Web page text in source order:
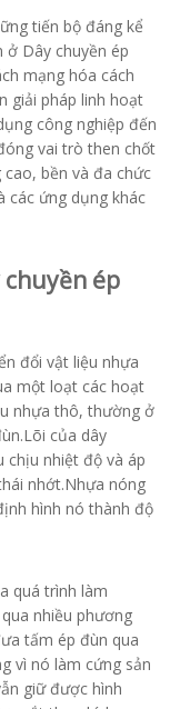
tiến bộ đáng kể
Dây chuyền ép
mạng hóa cách
giải pháp linh hoạt
công nghiệp đến
vai trò then chốt
bền và đa chức
các ứng dụng khác
ép
đổi vật liệu nhựa
một loạt các hoạt
nhựa thô, thường ở
của dây
chịu nhiệt độ và áp
nhớt.Nhựa nóng
hình nó thành độ
quá trình làm
nhiều phương
tấm ép đùn qua
vì nó làm cứng sản
giữ được hình